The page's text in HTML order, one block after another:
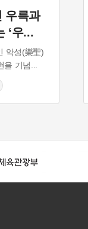
우륵과
‘우...
악성(樂聖)
을 기념